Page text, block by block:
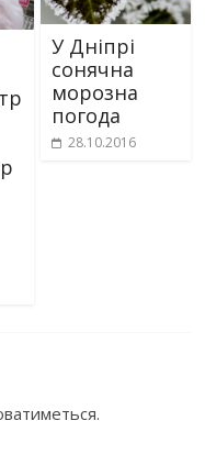
У Дніпрі
сонячна
морозна
погода
28.10.2016